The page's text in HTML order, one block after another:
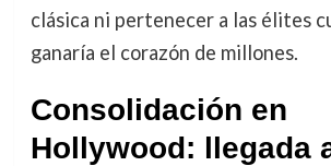
clásica ni pertenecer a las élites
ganaría el corazón de millones.
Consolidación en
Hollywood: llegada